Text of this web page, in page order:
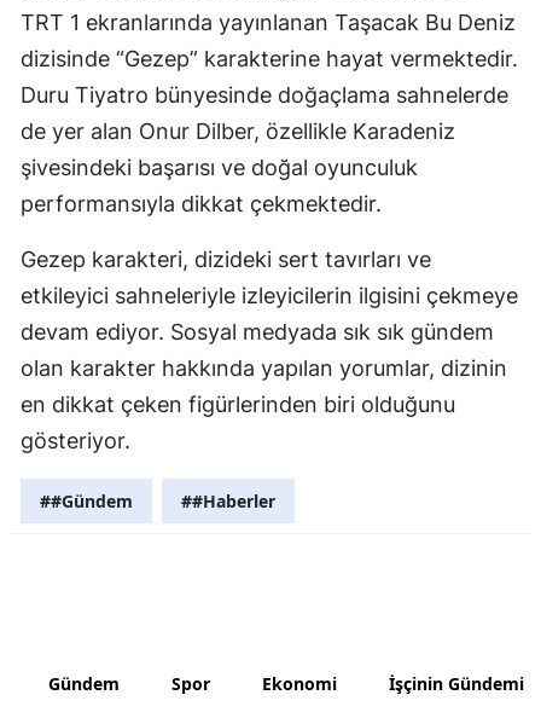
Tunceli
Şanlıurfa
Uşak
Aksaray
Bayburt
Karaman
TRT 1 ekranlarında yayınlanan Taşacak Bu Deniz
dizisinde “Gezep” karakterine hayat vermektedir.
Duru Tiyatro bünyesinde doğaçlama sahnelerde
de yer alan Onur Dilber, özellikle Karadeniz
şivesindeki başarısı ve doğal oyunculuk
performansıyla dikkat çekmektedir.
Gezep karakteri, dizideki sert tavırları ve
etkileyici sahneleriyle izleyicilerin ilgisini çekmeye
devam ediyor. Sosyal medyada sık sık gündem
olan karakter hakkında yapılan yorumlar, dizinin
en dikkat çeken figürlerinden biri olduğunu
gösteriyor.
##Gündem ##Haberler
Gündem Spor Ekonomi İşçinin Gündemi